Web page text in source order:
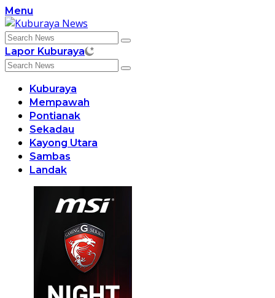
Skip
to
content
Menu
Lapor Kuburaya
Kuburaya
Mempawah
Pontianak
Sekadau
Kayong Utara
Sambas
Landak